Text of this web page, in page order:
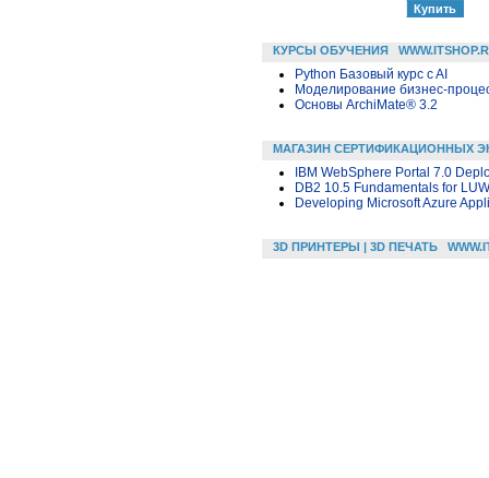
КУРСЫ ОБУЧЕНИЯ
Python Базовый курс c AI
Моделирование бизнес-
Основы ArchiMate® 3.2
МАГАЗИН СЕРТИФИКАЦИОННЫХ
IBM WebSphere Portal 7.0
DB2 10.5 Fundamentals for LUW
Developing Microsoft Azure
3D ПРИНТЕРЫ | 3D ПЕЧАТЬ